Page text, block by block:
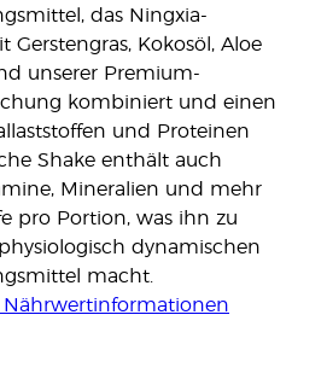
das Ningxia-
Gerstengras, Kokosöl, Aloe
unserer Premium-
kombiniert und einen
und Proteinen
Shake enthält auch
Mineralien und mehr
pro Portion, was ihn zu
dynamischen
macht.
Nährwertinformationen